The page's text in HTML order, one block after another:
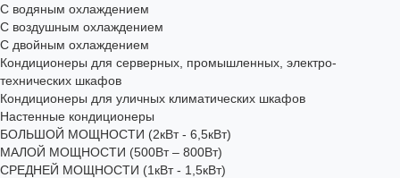
С водяным охлаждением
С воздушным охлаждением
С двойным охлаждением
Кондиционеры для серверных, промышленных, электро-
технических шкафов
Кондиционеры для уличных климатических шкафов
Настенные кондиционеры
БОЛЬШОЙ МОЩНОСТИ (2кВт - 6,5кВт)
МАЛОЙ МОЩНОСТИ (500Вт – 800Вт)
СРЕДНЕЙ МОЩНОСТИ (1кВт - 1,5кВт)